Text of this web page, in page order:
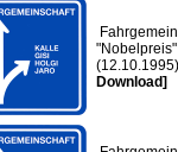
"Nobelpreis"
Download]